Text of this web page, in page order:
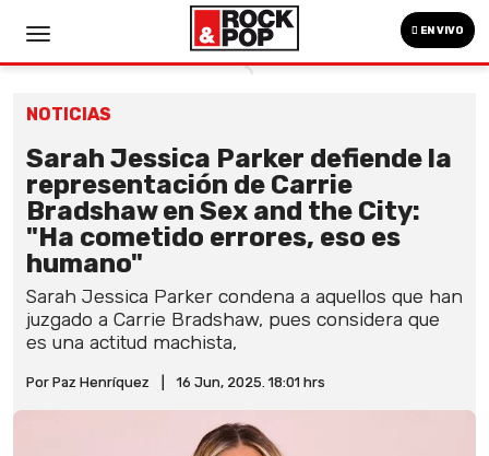
EN VIVO
NOTICIAS
Sarah Jessica Parker defiende la
representación de Carrie
Bradshaw en Sex and the City:
"Ha cometido errores, eso es
humano"
Sarah Jessica Parker condena a aquellos que han
juzgado a Carrie Bradshaw, pues considera que
es una actitud machista,
Por Paz Henríquez 16 Jun, 2025. 18:01 hrs